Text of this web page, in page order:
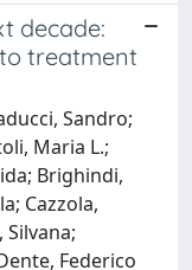
decade:
treatment
Sandro;
Maria L.;
Brighindi,
Cazzola,
Federico